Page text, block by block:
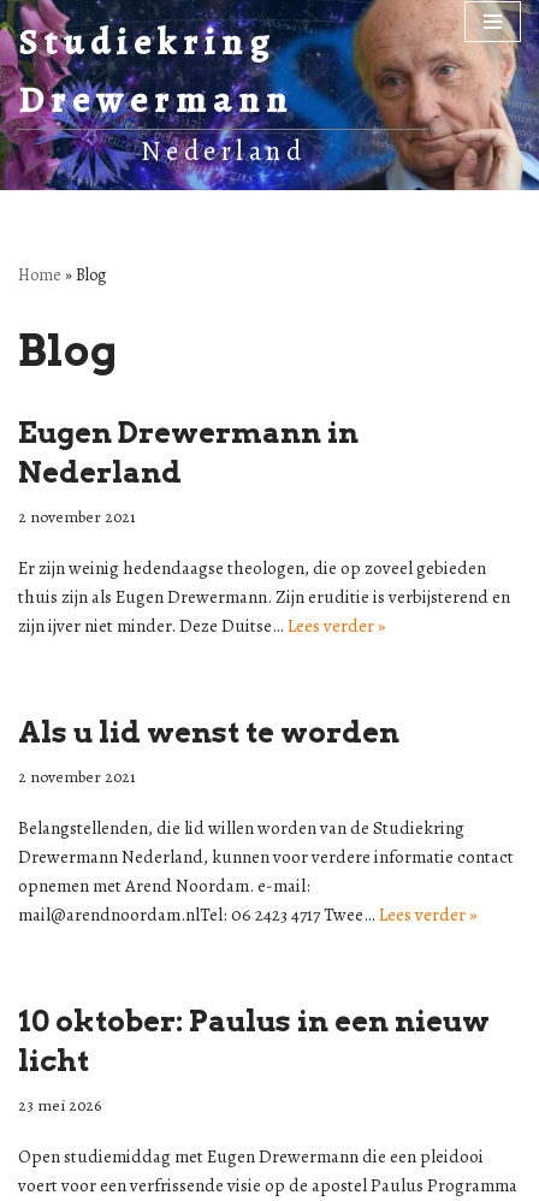
Ga
naar
de
inhoud
Studiekring
Drewermann
Nederland
Home »Blog
Blog
Eugen Drewermann in
Nederland
2 november 2021
Er zijn weinig hedendaagse theologen, die op zoveel gebieden
thuis zijn als Eugen Drewermann. Zijn eruditie is verbijsterend en
zijn ijver niet minder. Deze Duitse… Lees verder »
Als u lid wenst te worden
2 november 2021
Belangstellenden, die lid willen worden van de Studiekring
Drewermann Nederland, kunnen voor verdere informatie contact
opnemen met Arend Noordam. e-mail:
mail@arendnoordam.nlTel: 06 2423 4717 Twee… Lees verder »
10 oktober: Paulus in een nieuw
licht
23 mei 2026
Open studiemiddag met Eugen Drewermann die een pleidooi
voert voor een verfrissende visie op de apostel Paulus Programma